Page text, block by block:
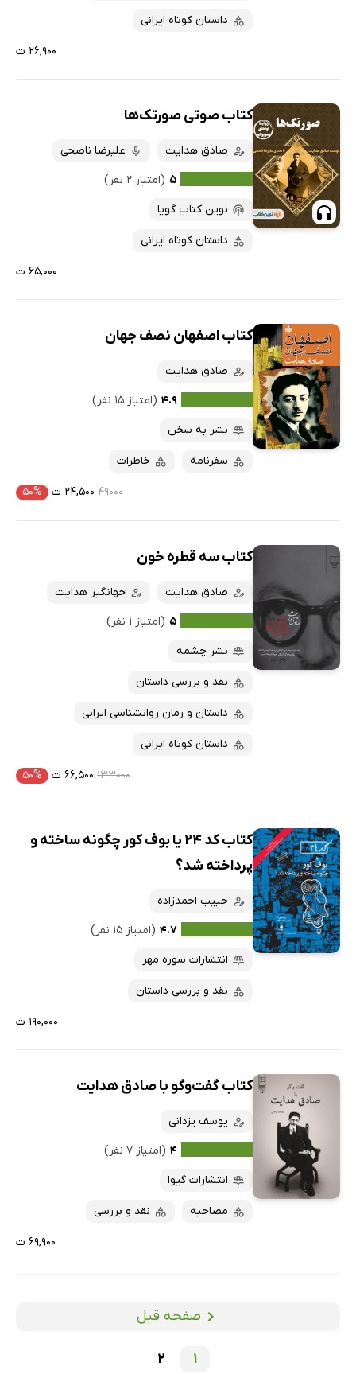
داستان کوتاه ایرانی
۲۶,۹۰۰ ت
کتاب صوتی صورتک‌ها
صادق هدایت
علیرضا ناصحی
۵ (امتیاز ۲ نفر)
نوین کتاب گویا
داستان کوتاه ایرانی
۶۵,۰۰۰ ت
کتاب اصفهان نصف جهان
صادق هدایت
۴.۹ (امتیاز ۱۵ نفر)
نشر به سخن
سفرنامه خاطرات
۴۹۰۰۰ ۲۴,۵۰۰ ت ۵۰%
کتاب سه قطره خون
صادق هدایت
جهانگیر هدایت
۵ (امتیاز ۱ نفر)
نشر چشمه
نقد و بررسی داستان
داستان و رمان روانشناسی ایرانی
داستان کوتاه ایرانی
۱۳۳۰۰۰ ۶۶,۵۰۰ ت ۵۰%
کتاب کد ۲۴ یا بوف کور چگونه ساخته و
پرداخته شد؟
حبیب احمدزاده
۴.۷ (امتیاز ۱۵ نفر)
انتشارات سوره مهر
نقد و بررسی داستان
۱۹۰,۰۰۰ ت
کتاب گفت‌وگو با صادق هدایت
یوسف یزدانی
۴ (امتیاز ۷ نفر)
انتشارات گیوا
مصاحبه نقد و بررسی
۶۹,۹۰۰ ت
صفحه قبل
1
2